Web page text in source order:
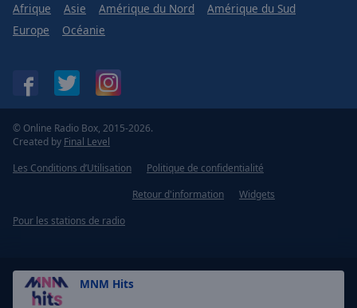
MNM Hits
Afrique Asie Amérique du Nord
Amérique du Sud
Europe
Océanie
© Online Radio Box, 2015-2026.
Created by Final Level
Les Conditions d’Utilisation
Politique de confidentialité
Retour d'information
Widgets
Pour les stations de radio